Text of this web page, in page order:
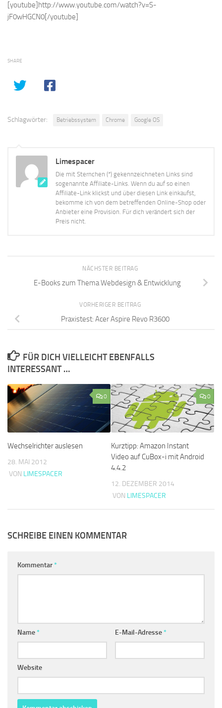
[youtube]http://www.youtube.com/watch?v=S-
jF0wHGCN0[/youtube]
SHARE
Schlagwörter: Betriebssystem Chrome Google OS
Limespacer
Die mit Sternchen (*) gekennzeichneten Links sind
sogenannte Affiliate-Links. Wenn du auf so einen
Affiliate-Link klickst und über diesen Link einkaufst,
bekomme ich von dem betreffenden Online-Shop oder
Anbieter eine Provision. Für dich verändert sich der
Preis nicht.
NÄCHSTER BEITRAG
E-Books zum Thema Webdesign & Entwicklung
VORHERIGER BEITRAG
Praxistest: Acer Aspire Revo R3600
FÜR DICH VIELLEICHT EBENFALLS
INTERESSANT …
0
Wechselrichter auslesen
28. MAI 2012
VON LIMESPACER
0
Kurztipp: Amazon Instant
Video auf CuBox-i mit Android
4.4.2
12. DEZEMBER 2014
VON LIMESPACER
SCHREIBE EINEN KOMMENTAR
Kommentar*
Name* E-Mail-Adresse*
Website